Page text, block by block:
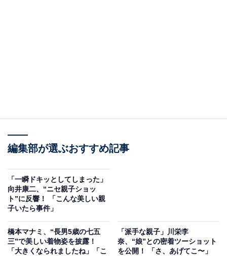
編集部が選ぶおすすめ記事
「一瞬ドキッとしてしまった」
向井康二、“ニセ親子ショッ
ト”に反響！ 「こんな美しい親
子いたら事件」
橋本マナミ、“長男5歳の七五
三”で美しい着物姿を披露！
「大きくなられましたね」「こ
「派手な親子」川栄李
奈、“娘”との密着ツーショット
を公開！ 「さ、あげてこ〜」